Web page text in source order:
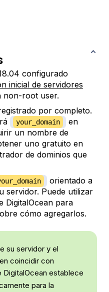
configurado
inicial de servidores
non-root user.
por completo.
your_domain
en
un nombre de
uno gratuito en
de dominios que
orientado a
servidor. Puede utilizar
DigitalOcean para
cómo agregarlos.
su servidor y el
coincidir con
DigitalOcean establece
para la